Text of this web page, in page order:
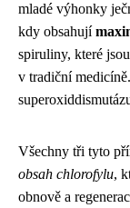
mladé výhonky
kdy obsahují
spiruliny, které
v tradiční
Všechny tři tyto
obsah chlorofylu,
obnově a